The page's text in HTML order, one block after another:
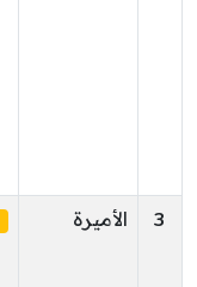
3
الأميرة